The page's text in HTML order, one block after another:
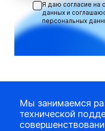
Я даю согласие на
данных и
персональных
Мы занимаемся
технической